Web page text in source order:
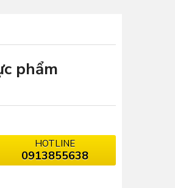
phẩm
HOTLINE
0913855638